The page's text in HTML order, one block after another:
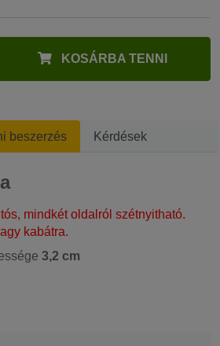
KOSÁRBA TENNI
beszerzés Kérdések
mindkét oldalról szétnyitható.
kabátra.
3,2 cm